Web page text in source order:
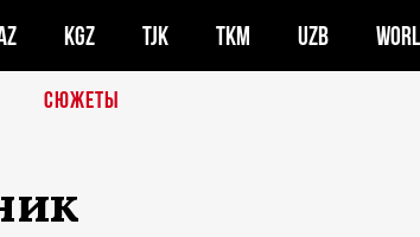
KGZ TJK TKM UZB
СЮЖЕТЫ